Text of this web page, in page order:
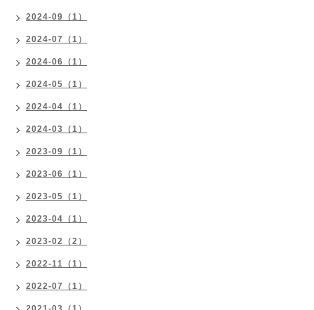
2024-09（1）
2024-07（1）
2024-06（1）
2024-05（1）
2024-04（1）
2024-03（1）
2023-09（1）
2023-06（1）
2023-05（1）
2023-04（1）
2023-02（2）
2022-11（1）
2022-07（1）